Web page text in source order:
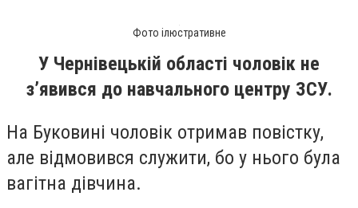
Фото ілюстративне
У Чернівецькій області чоловік не
з’явився до навчального центру ЗСУ.
На Буковині чоловік отримав повістку,
але відмовився служити, бо у нього була
вагітна дівчина.